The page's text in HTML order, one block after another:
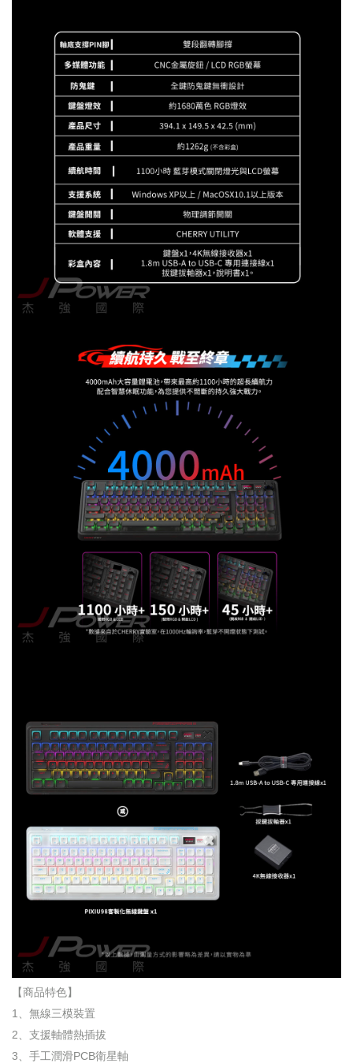
【商品特色】
1、無線三模裝置
2、支援軸體熱插拔
3、手工潤滑PCB衛星軸